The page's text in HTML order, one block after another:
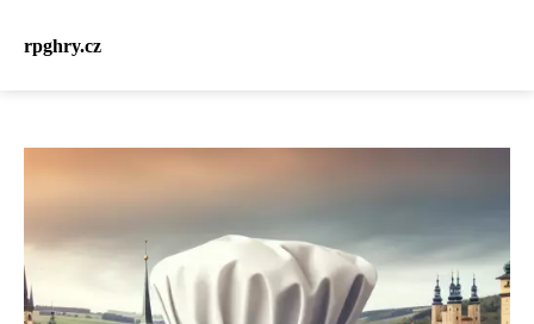
rpghry.cz